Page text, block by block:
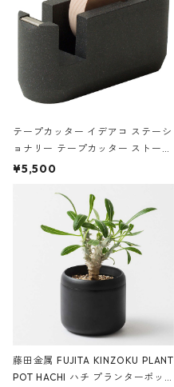
テープカッター イデアコ ステーシ
ョナリー テープカッター ストーン
サンドカラー 石調 ideaco Station
¥5,500
藤田金属 FUJITA KINZOKU PLANT
POT HACHI ハチ プランターポッ